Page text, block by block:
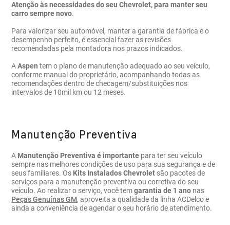
Atenção às necessidades do seu Chevrolet, para manter seu
carro sempre novo.
Para valorizar seu automóvel, manter a garantia de fábrica e o
desempenho perfeito, é essencial fazer as revisões
recomendadas pela montadora nos prazos indicados.
AAspen tem o plano de manutenção adequado ao seu veículo,
conforme manual do proprietário, acompanhando todas as
recomendações dentro de checagem/substituições nos
intervalos de 10mil km ou 12 meses.
Manutenção Preventiva
A Manutenção Preventiva é importante para ter seu veículo
sempre nas melhores condições de uso para sua segurança e de
seus familiares. Os Kits Instalados Chevrolet são pacotes de
serviços para a manutenção preventiva ou corretiva do seu
veículo. Ao realizar o serviço, você temgarantia de 1 ano nas
Peças Genuínas GM, aproveita a qualidade da linha ACDelco e
ainda a conveniência de agendar o seu horário de atendimento.